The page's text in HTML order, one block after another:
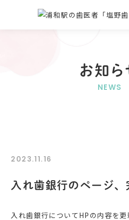
お知ら
NEWS
2023.11.16
入れ歯銀行のページ、
入れ歯銀行についてHPの内容を更